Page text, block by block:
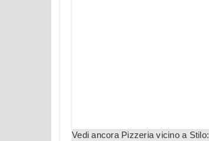
Vedi ancora Pizzeria vicino a Stilo: